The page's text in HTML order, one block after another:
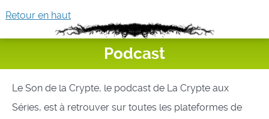
Retour en haut
Podcast
Le Son de la Crypte, le podcast de La Crypte aux
Séries, est à retrouver sur toutes les plateformes de